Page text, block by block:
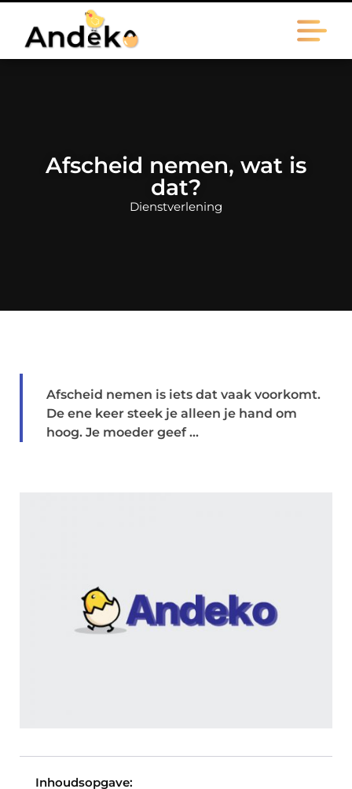
Afscheid nemen, wat is
dat?
Dienstverlening
Afscheid nemen is iets dat vaak voorkomt.
De ene keer steek je alleen je hand om
hoog. Je moeder geef ...
Inhoudsopgave: